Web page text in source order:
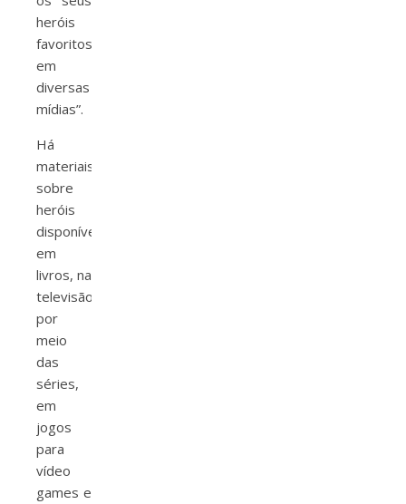
heróis
favoritos
em
diversas
mídias”.
Há
materiais
sobre
heróis
disponíveis
em
livros, na
televisão
por
meio
das
séries,
em
jogos
para
vídeo
games e